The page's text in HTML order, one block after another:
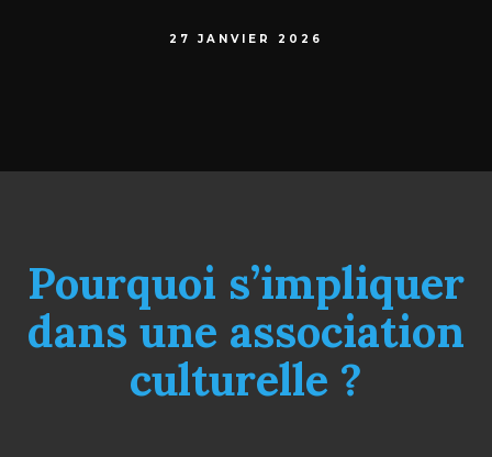
27 JANVIER 2026
Pourquoi s’impliquer
dans une association
culturelle ?